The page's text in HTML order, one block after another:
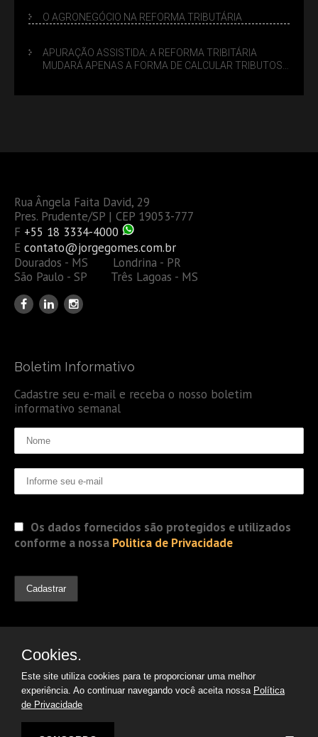
O AGRONEGÓCIO NA REFORMA TRIBUTÁRIA
APURAÇÃO ASSISTIDA: A REFORMA TRIBITÁRIA
MUDARÁ APENAS A FORMA DE CALCULAR TRIBUTOS
Rua Ângela Faita David, 29
Pres. Prudente/SP | CEP 19053-777
F +55 18 3334-4000
E contato@jorgegomes.com.br
Dourados - MS Londrina - PR
São Paulo - SP Três Lagoas - MS
Boletim Informativo
Cadastre seu e-mail e receba o nosso boletim
informativo semanal
Os dados fornecidos são protegidos e utilizados
conforme a nossa Politica de Privacidade
© 2019 Jorge Gomes
Advogados. Direitos Reservados
Cookies.
Este site utiliza cookies para te proporcionar uma melhor
experiência. Ao continuar navegando você aceita nossa Política
de Privacidade